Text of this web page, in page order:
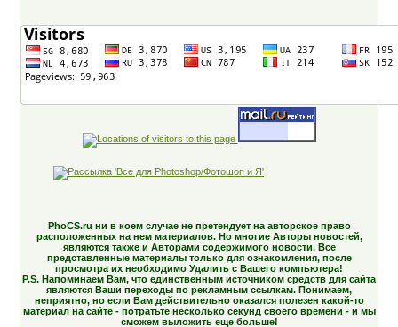
PhoCS.ru ни в коем случае не претендует на авторское право
расположенных на нем материалов. Но многие Авторы новостей,
являются также и Авторами содержимого новости. Все
представленные материалы только для ознакомления, после
просмотра их необходимо Удалить с Вашего компьютера!
P.S. Напоминаем Вам, что единственным источником средств для сайта
являются Ваши переходы по рекламным ссылкам. Понимаем,
неприятно, но если Вам действительно оказался полезен какой-то
материал на сайте - потратьте несколько секунд своего времени - и мы
сможем выложить еще больше!